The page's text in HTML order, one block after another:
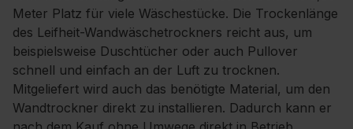
Meter Platz für viele Wäschestücke. Die Trockenlänge
des Leifheit-Wandwäschetrockners reicht aus, um
beispielsweise Duschtücher oder auch Pullover
schnell und einfach an der Luft zu trocknen.
Mitgeliefert wird auch das benötigte Material, um den
Wandtrockner direkt zu installieren. Dadurch kann er